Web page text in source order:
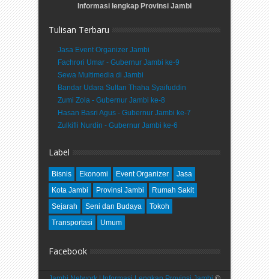
Informasi lengkap Provinsi Jambi
Tulisan Terbaru
Jasa Event Organizer Jambi
Fachrori Umar - Gubernur Jambi ke-9
Sewa Multimedia di Jambi
Bandar Udara Sultan Thaha Syaifuddin
Zumi Zola - Gubernur Jambi ke-8
Hasan Basri Agus - Gubernur Jambi ke-7
Zulkifli Nurdin - Gubernur Jambi ke-6
Label
Bisnis Ekonomi Event Organizer
Jasa
Kota Jambi
Provinsi Jambi
Rumah Sakit
Sejarah
Seni dan Budaya
Tokoh
Transportasi
Umum
Facebook